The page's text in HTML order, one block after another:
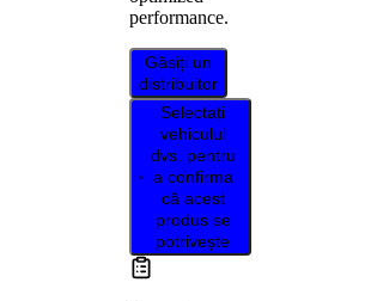
performance.
Găsiți un
distribuitor
Selectați
vehiculul
dvs. pentru
a confirma
că acest
produs se
potrivește